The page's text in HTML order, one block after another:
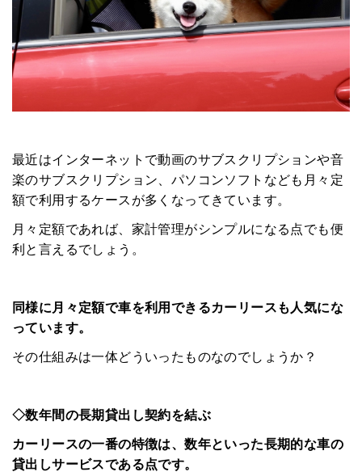
最近はインターネットで動画のサブスクリプションや音
楽のサブスクリプション、パソコンソフトなども月々定
額で利用するケースが多くなってきています。
月々定額であれば、家計管理がシンプルになる点でも便
利と言えるでしょう。
同様に月々定額で車を利用できるカーリースも人気にな
っています。
その仕組みは一体どういったものなのでしょうか？
◇数年間の長期貸出し契約を結ぶ
カーリースの一番の特徴は、数年といった長期的な車の
貸出しサービスである点です。